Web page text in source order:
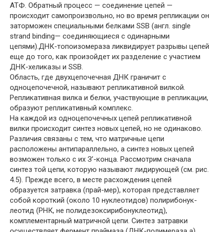
АТФ. Обратный процесс — соединение цепей —
происходит самопроизвольно, но во время репликации он
заторможен специальными белками SSB (англ. single
strand binding— соединяющиеся с одинарными
цепями).ДНК-топоизомераза ликвидирует разрывы цепей
еще до того, как произойдет их разделение с участием
ДНК-хеликазы и SSB.
Область, где двухцепочечная ДНК граничит с
одноцепочечной, называют репликативной вилкой.
Репликативная вилка и белки, участвующие в репликации,
образуют репликативный комплекс.
На каждой из одноцепочечных цепей репликативной
вилки происходит синтез новых цепей, но не одинаково.
Различия связаны с тем, что матричные цепи
расположены антипараллельно, а синтез новых цепей
возможен только с их З’-конца. Рассмотрим сначала
синтез той цепи, которую называют лидирующей (см. рис.
4.5). Прежде всего, в месте расхождения цепей
образуется затравка (прай-мер), которая представляет
собой короткий (около 10 нуклеотидов) полирибонук-
леотид (РНК, не полидезоксирибонуклеотид),
комплементарный матричной цепи. Синтез затравки